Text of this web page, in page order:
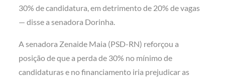
30% de candidatura, em detrimento de 20% de vagas
— disse a senadora Dorinha.
A senadora Zenaide Maia (PSD-RN) reforçou a
posição de que a perda de 30% no mínimo de
candidaturas e no financiamento iria prejudicar as